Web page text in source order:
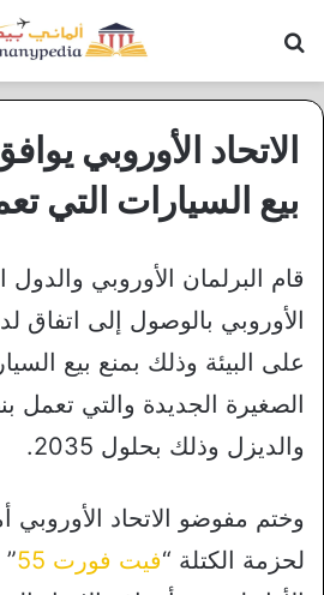
الاتحاد الأوروبي
بيع السيارات التي
قام البرلمان الأوروبي والدول
الأوروبي بالوصول إلى اتفاق
على البيئة وذلك بمنع بيع
الصغيرة الجديدة والتي تعمل
والديزل وذلك بحلول 2035.
وختم مفوضو الاتحاد
لحزمة الكتلة “فيت فورت 55
”